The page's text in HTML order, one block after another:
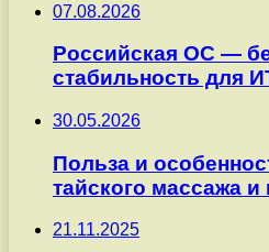
07.08.2026
Российская ОС —
стабильность для
30.05.2026
Польза и
тайского массажа
21.11.2025